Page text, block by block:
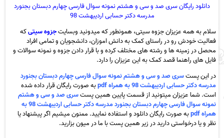
دانلود رایگان سری صد و سی و هشتم نمونه سوال فارسی چهارم دبستان بجنورد
مدرسه دکتر حسابی اردیبهشت 98
سلام به همه عزیزان جزوه سیتی، همونطور که میدونید وبسایتجزوه سیتیکه
فعالیت خودش رو در راستای کمک به دانش اموزان، دانشجویان و تمامی افراد
محصل در زمینه ها و رشته های مختلف کرده و با قرار دادن جزوه و نمونه سوالات و
فایل های راهنما قصد کمک به این عزیزان را دارد.
در این پستسری صد و سی و هشتم نمونه سوال فارسی چهارم دبستان بجنورد
مدرسه دکتر حسابی اردیبهشت 98 به همراه pdf
به صورت رایگان قرار داده شده
است. شما عزیزان میتونید از قسمت پایین همین پستسری صد و سی و هشتم
نمونه سوال فارسی چهارم دبستان بجنورد مدرسه دکتر حسابی اردیبهشت 98 به
همراه pdf
به صورت رایگان دانلود و استفاده نمایید. ممنون میشیم اگر پیشنهاد یا
نظر و یا درخواستی دارید در زیر همین پست با ما در میون بزارید.